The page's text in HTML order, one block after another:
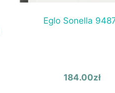
Eglo Sonella
184.00zł